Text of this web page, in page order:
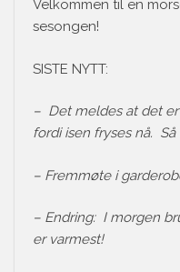
Velkommen til en
sesongen!
SISTE NYTT:
– Det meldes at det
fordi isen fryses nå.
– Fremmøte i
– Endring: I morgen
er varmest!